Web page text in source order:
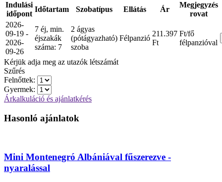
Indulási
időpont
Időtartam Szobatípus Ellátás Ár
Megjegyzés
rovat
2026-
09-19 -
2026-
09-26
7 éj, min.
éjszakák
száma: 7
2 ágyas
(pótágyazható)
szoba
Félpanzió
211.397
Ft
Ft/fő
félpanzióval
Kérjük adja meg az utazók létszámát
Szűrés
Felnőttek:
Gyermek:
Árkalkuláció és ajánlatkérés
Hasonló ajánlatok
Mini Montenegró Albániával fűszerezve -
nyaralással